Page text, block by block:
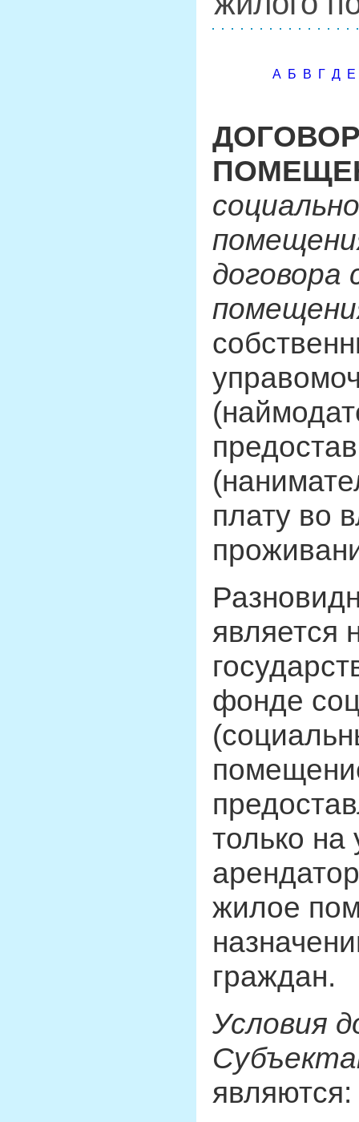
А Б В Г Д Е
договора
плату во
является
фонде
только
жилое
граждан.
Условия
являются: